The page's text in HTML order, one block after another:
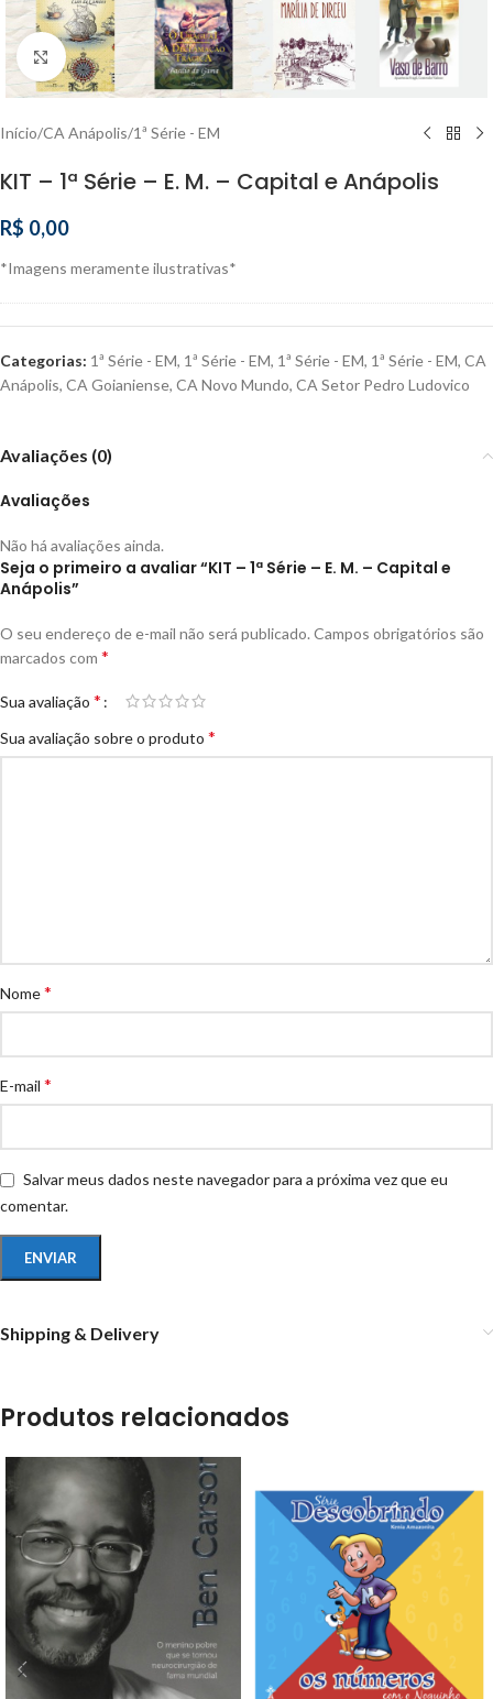
Clique para ampliar
Início/CA Anápolis/1ª Série - EM
KIT – 1ª Série – E. M. – Capital e Anápolis
R$ 0,00
*Imagens meramente ilustrativas*
Categorias: 1ª Série - EM, 1ª Série - EM, 1ª Série - EM, 1ª Série - EM, CA
Anápolis, CA Goianiense, CA Novo Mundo, CA Setor Pedro Ludovico
Avaliações (0)
Avaliações
Não há avaliações ainda.
Seja o primeiro a avaliar “KIT – 1ª Série – E. M. – Capital e
Anápolis”
O seu endereço de e-mail não será publicado. Campos obrigatórios são
marcados com *
Sua avaliação *
Sua avaliação sobre o produto *
Nome*
E-mail *
Salvar meus dados neste navegador para a próxima vez que eu
comentar.
Shipping & Delivery
Produtos relacionados